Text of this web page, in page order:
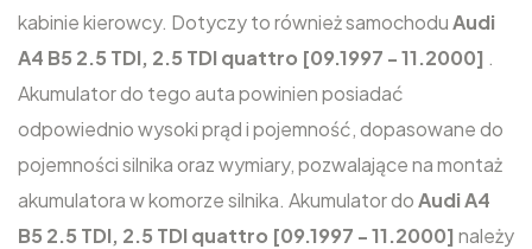
kabinie kierowcy. Dotyczy to również samochoduAudi
A4 B5 2.5 TDI, 2.5 TDI quattro [09.1997 - 11.2000] .
Akumulator do tego auta powinien posiadać
odpowiednio wysoki prąd i pojemność, dopasowane do
pojemności silnika oraz wymiary, pozwalające na montaż
akumulatora w komorze silnika. Akumulator doAudi A4
B5 2.5 TDI, 2.5 TDI quattro [09.1997 - 11.2000] należy